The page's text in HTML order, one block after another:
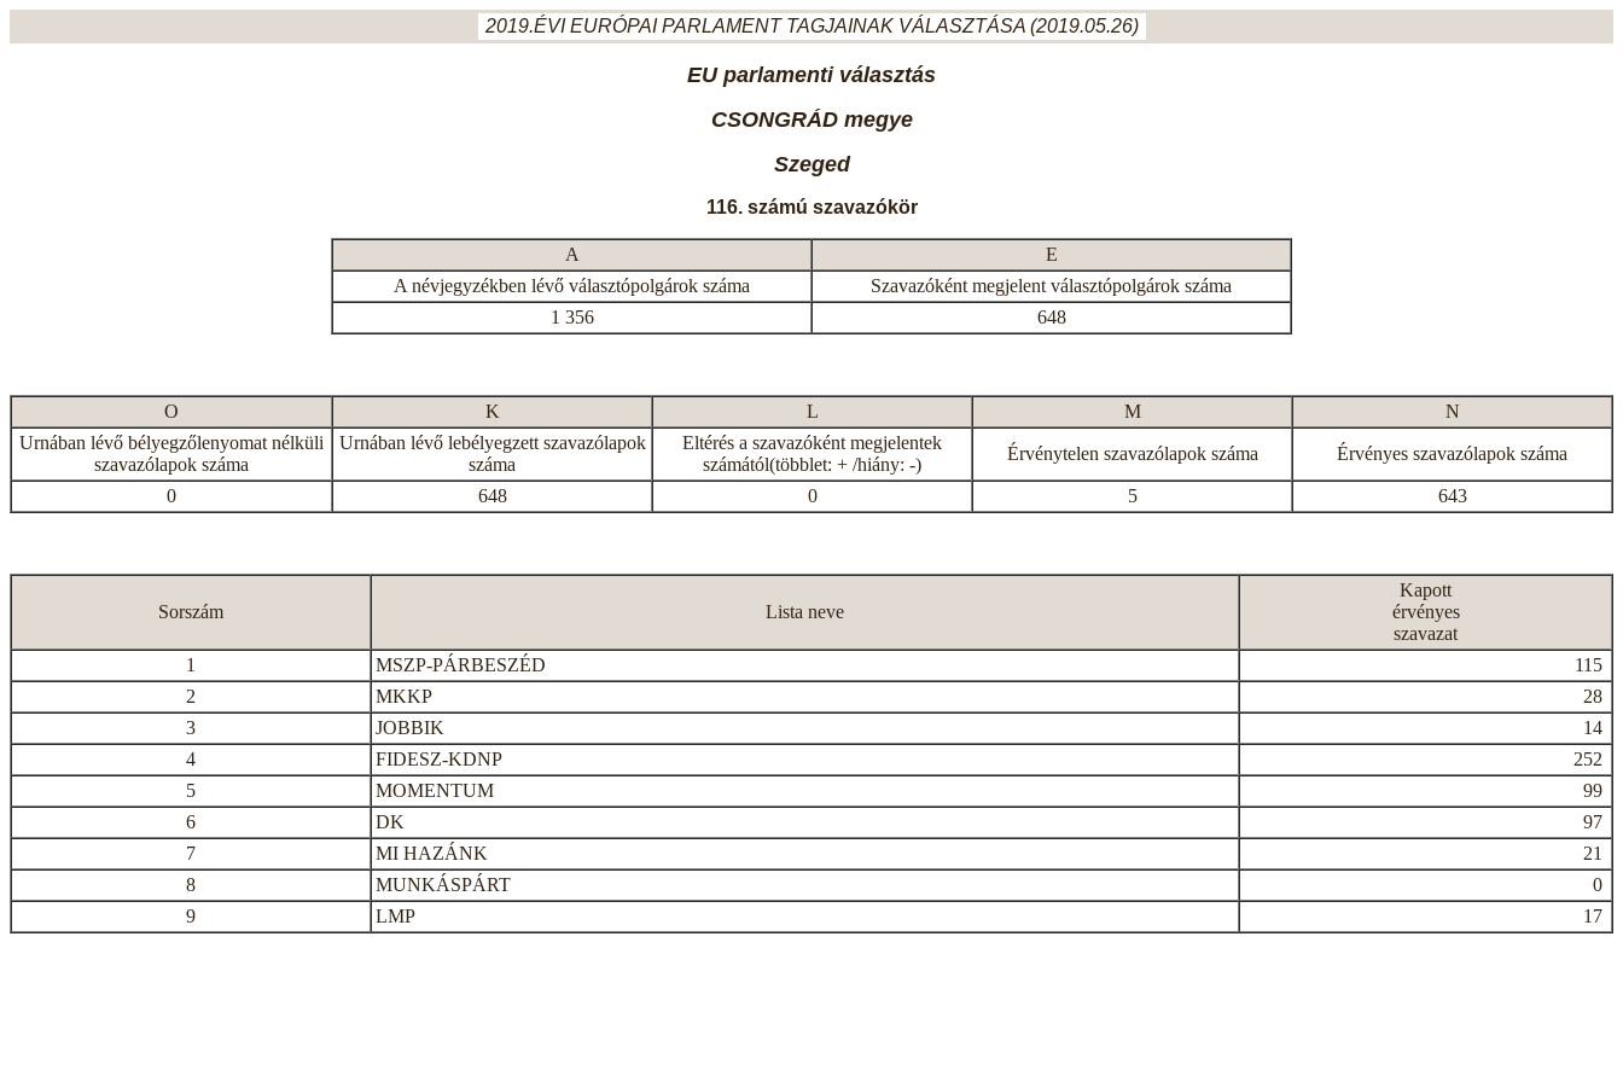
2019.ÉVI EURÓPAI PARLAMENT TAGJAINAK VÁLASZTÁSA (2019.05.26)
EU parlamenti választás
CSONGRÁD megye
Szeged
116. számú szavazókör
A
E
A névjegyzékben lévő választópolgárok száma
Szavazóként megjelent választópolgárok száma
1 356
648
O K L M
N
Urnában lévő bélyegzőlenyomat nélküli
szavazólapok száma
Urnában lévő lebélyegzett szavazólapok
száma
Eltérés a szavazóként megjelentek
számától(többlet: + /hiány: -)
Érvénytelen szavazólapok száma Érvényes szavazólapok száma
0 648 0 5 643
Sorszám Lista neve
Kapott
érvényes
szavazat
1
MSZP-PÁRBESZÉD
115
2
MKKP
28
3
JOBBIK
14
4
FIDESZ-KDNP
252
5
MOMENTUM
99
6
DK
97
7
MI HAZÁNK
21
8
MUNKÁSPÁRT
0
9
LMP 17